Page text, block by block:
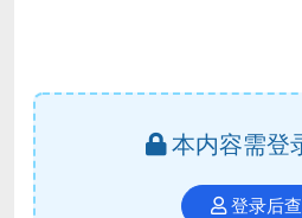
本内容需登
登录后